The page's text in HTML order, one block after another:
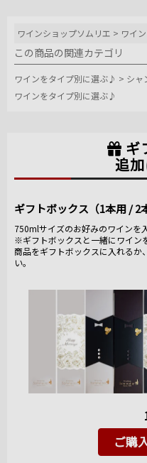
ワインショップソムリエ > ワイ
この商品の関連カテゴリ
ワインをタイプ別に選ぶ♪ > シャ
ワインをタイプ別に選ぶ♪
ギ
追
ギフトボックス（1本用 / 2
750mlサイズのお好みのワインを
※ギフトボックスと一緒にワイン
商品をギフトボックスに入れるか
い。
ご購